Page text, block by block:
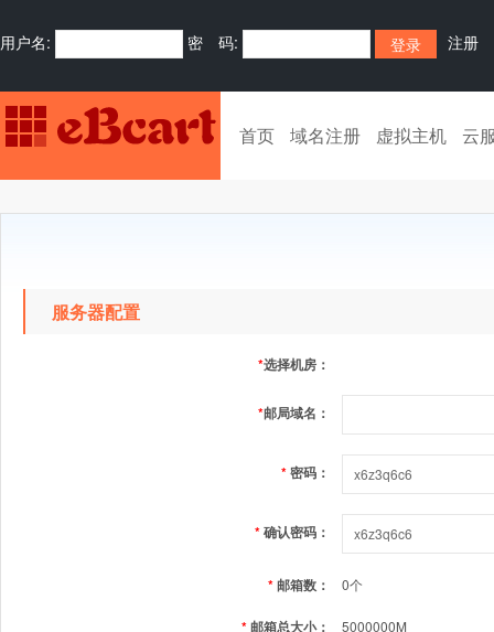
用户名: 密 码: 注册
首页 域名注册 虚拟主机 云
服务器配置
*选择机房：
*邮局域名：
*密码：
*确认密码：
*邮箱数： 0个
*邮箱总大小： 5000000M